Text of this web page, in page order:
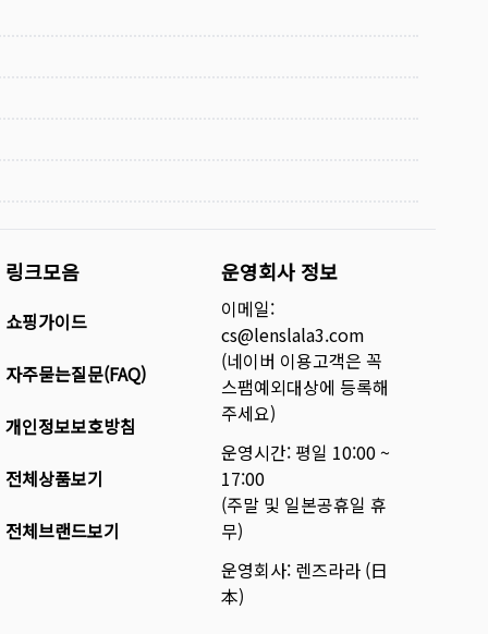
링크모음
쇼핑가이드
자주묻는질문(FAQ)
개인정보보호방침
전체상품보기
전체브랜드보기
운영회사 정보
이메일:
cs@lenslala3.com
(네이버 이용고객은 꼭
스팸예외대상에 등록해
주세요)
운영시간: 평일 10:00 ~
17:00
(주말 및 일본공휴일 휴
무)
운영회사: 렌즈라라 (日
本)